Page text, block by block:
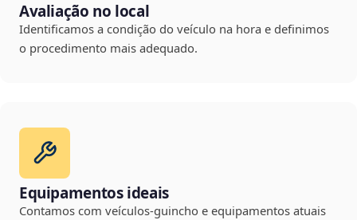
Avaliação no local
Identificamos a condição do veículo na hora e definimos
o procedimento mais adequado.
Equipamentos ideais
Contamos com veículos-guincho e equipamentos atuais